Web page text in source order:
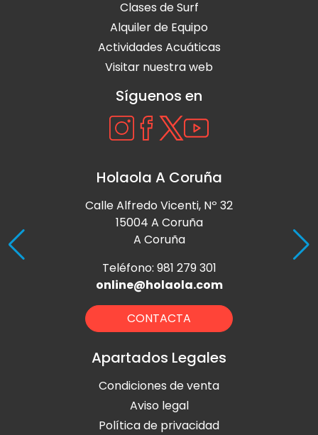
Clases de Surf
Alquiler de Equipo
Actividades Acuáticas
Visitar nuestra web
Síguenos en
Holaola A Coruña
Calle Alfredo Vicenti, Nº 32
15004 A Coruña
A Coruña
Teléfono: 981 279 301
online@holaola.com
CONTACTA
Apartados Legales
Condiciones de venta
Aviso legal
Política de privacidad